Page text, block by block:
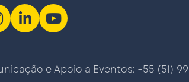
e Apoio a Eventos: +55 (51)